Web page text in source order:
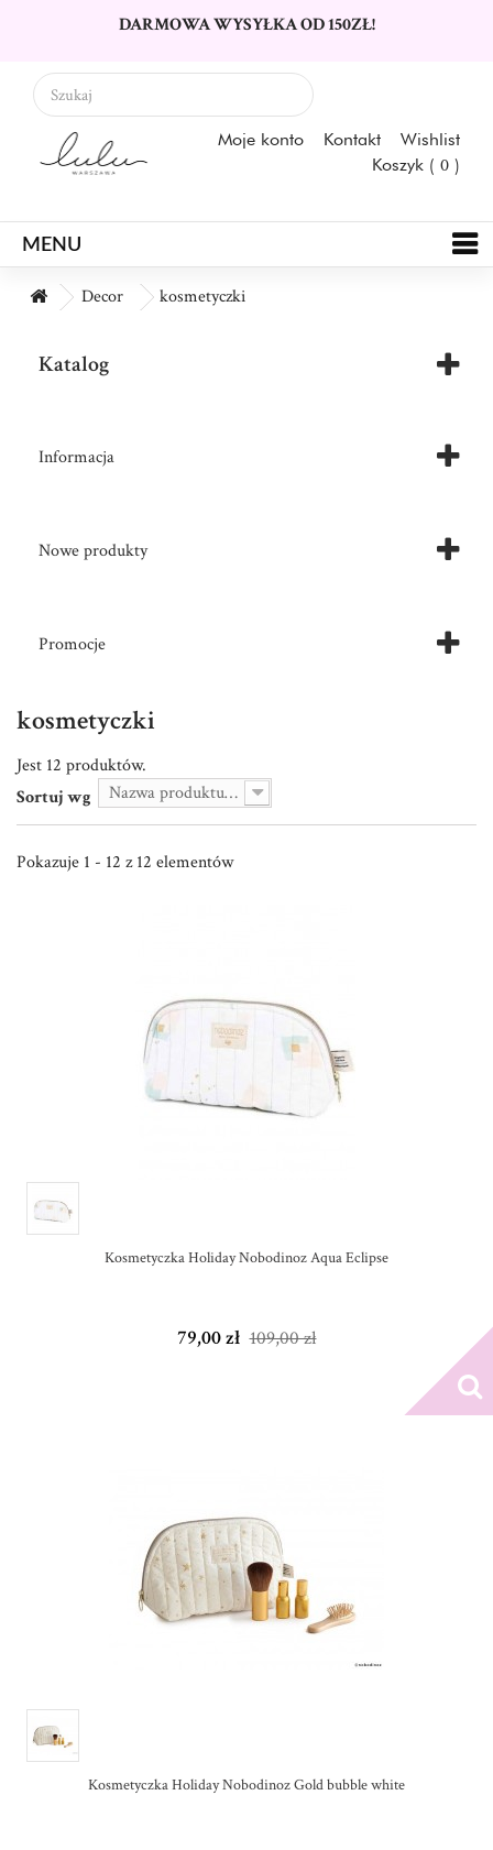
DARMOWA WYSYŁKA OD 150ZŁ!
Moje konto Kontakt
Wishlist
Koszyk ( 0)
MENU
Decor kosmetyczki
Katalog
Informacja
Nowe produkty
Promocje
kosmetyczki
Jest 12 produktów.
Sortuj wg
Nazwa produktu: od A do Z
Pokazuje 1 - 12 z 12 elementów
Kosmetyczka Holiday Nobodinoz Aqua Eclipse
79,00 zł 109,00 zł
Kosmetyczka Holiday Nobodinoz Gold bubble white